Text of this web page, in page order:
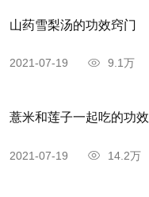
山药雪梨汤的功效窍门
2021-07-19 9.1万
薏米和莲子一起吃的功效
2021-07-19 14.2万